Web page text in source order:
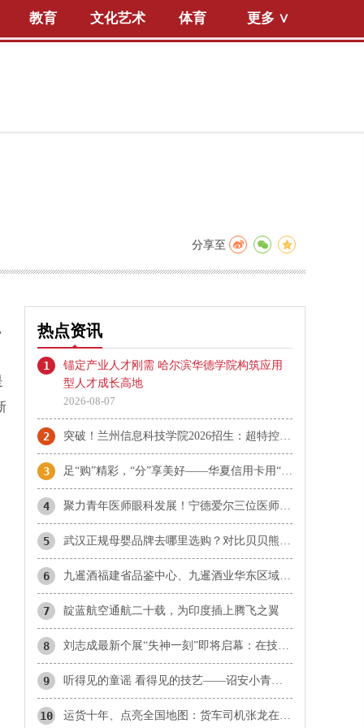
教育 文化艺术 体育 更多 ∨
分享至
热点资讯
1
锚定产业人才刚需 哈尔滨华德学院构筑应用
型人才成长高地
2026-08-07
2 突破！兰州信息科技学院2026招生：超特控线录取13人！
3 足“购”精彩，“分”享美好——华夏信用卡用“惠民”点亮夏日消费
4 ​聚力青年医师眼科发展！宁德爱尔三位医师当选市眼科青年学组成员
5 武汉正规母婴品牌去哪里选购？对比贝贝熊、爱婴坊、乐婴等本地品牌与孩子王
6 九暹酒福建省品鉴中心、九暹酒业华东区域福建省办事处：御隆艺术馆
7 靛蓝航空通航二十载，为印度插上腾飞之翼
8 刘志成最新个展“失神一刻”即将启幕：在技术理性时代，重新唤醒感知的诗意
9 听得见的童谣 看得见的技艺——诏安小青梅童声合唱团首登国家大剧院
10 运货十年、点亮全国地图：货车司机张龙在雪山草原听见生活的回响